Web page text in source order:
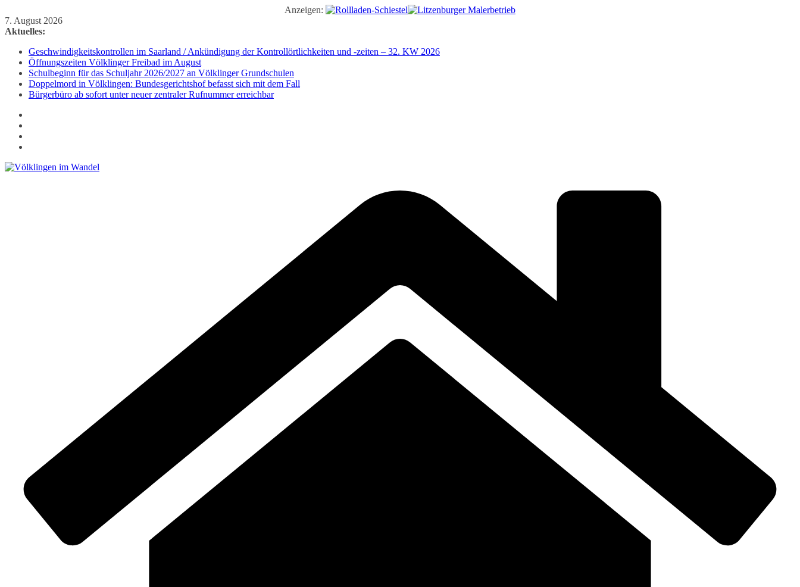
Anzeigen:
Zum
Inhalt
7. August 2026
Aktuelles:
Geschwindigkeitskontrollen im Saarland / Ankündigung der Kontrollörtlichkeiten und -zeiten – 32. KW 2026
Öffnungszeiten Völklinger Freibad im August
Schulbeginn für das Schuljahr 2026/2027 an Völklinger Grundschulen
Doppelmord in Völklingen: Bundesgerichtshof befasst sich mit dem Fall
Bürgerbüro ab sofort unter neuer zentraler Rufnummer erreichbar